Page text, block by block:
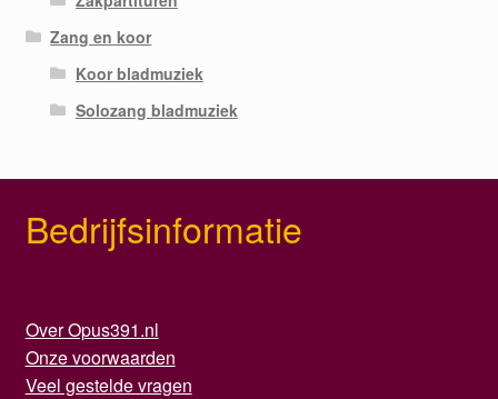
Zang en koor
Koor bladmuziek
Solozang bladmuziek
Bedrijfsinformatie
Over Opus391.nl
Onze voorwaarden
Veel gestelde vragen